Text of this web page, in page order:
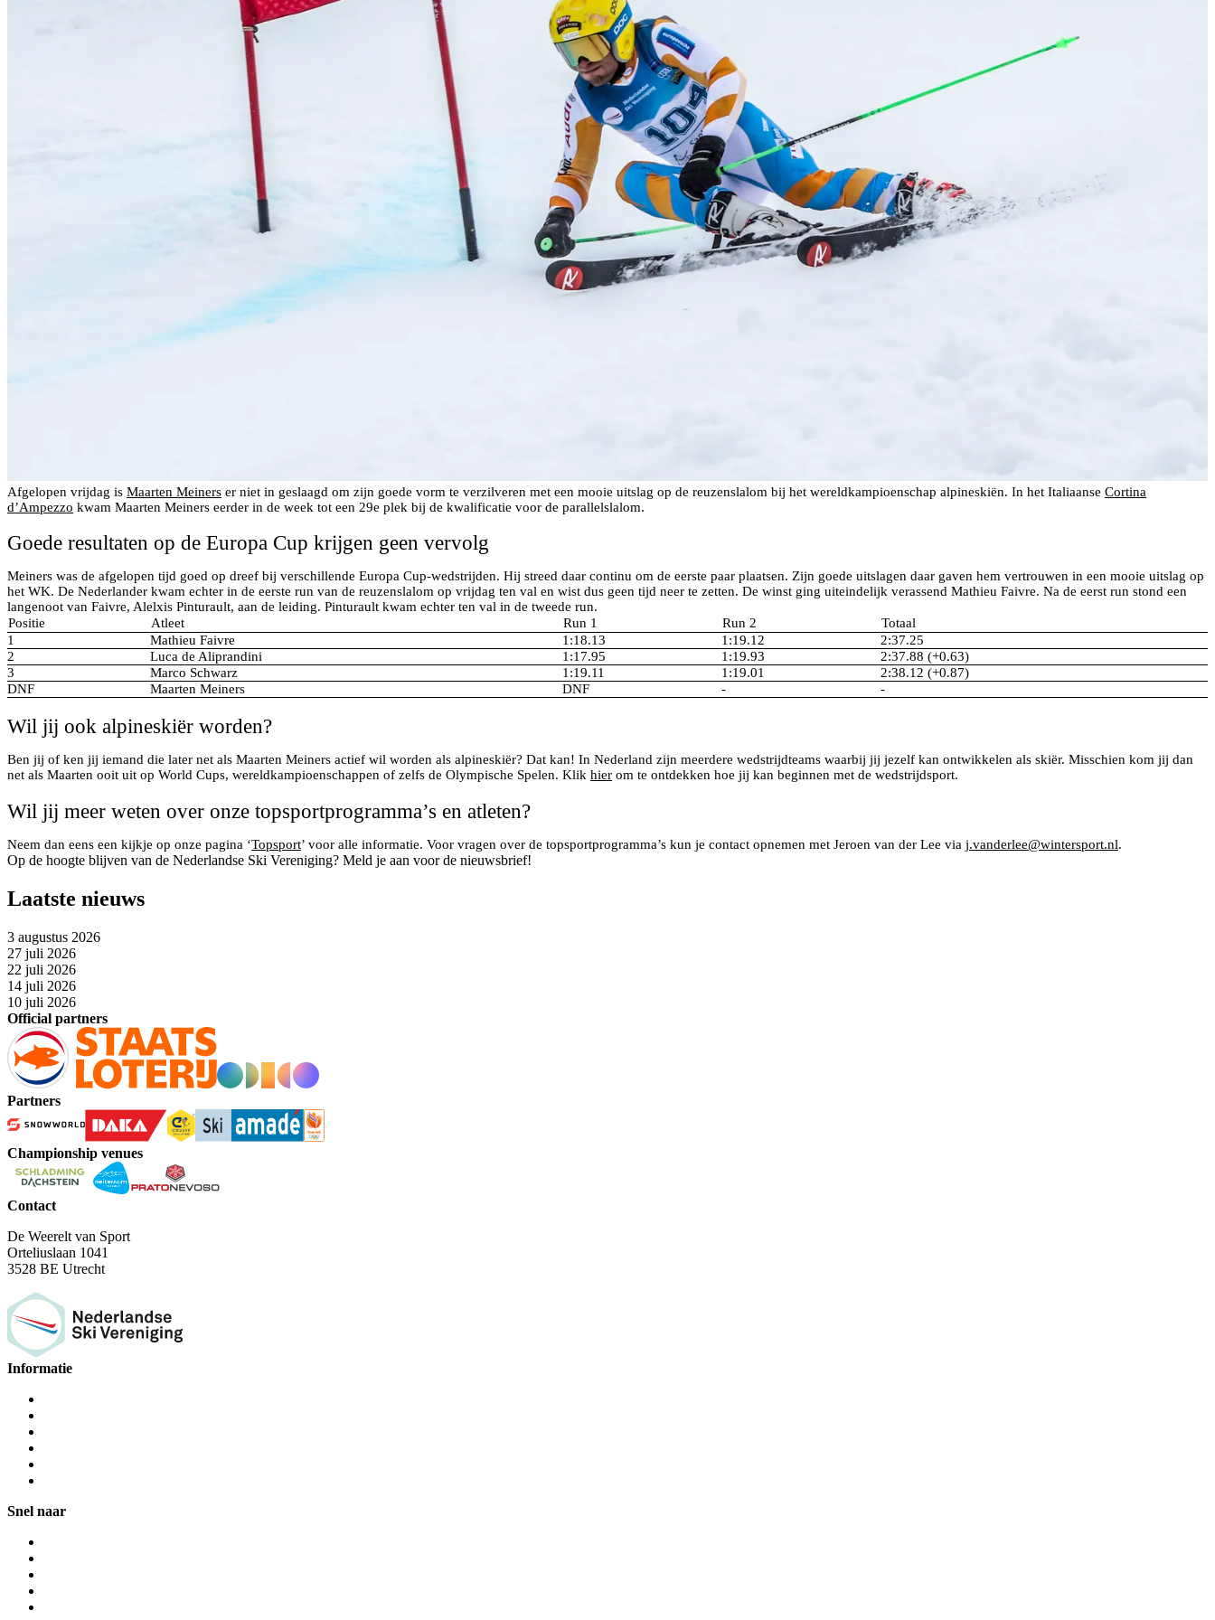
Afgelopen vrijdag is Maarten Meiners er niet in geslaagd om zijn goede vorm te verzilveren met een mooie uitslag op de reuzenslalom bij het wereldkampioenschap alpineskiën. In het Italiaanse Cortina
d’Ampezzo kwam Maarten Meiners eerder in de week tot een 29e plek bij de kwalificatie voor de parallelslalom.
Goede resultaten op de Europa Cup krijgen geen vervolg
Meiners was de afgelopen tijd goed op dreef bij verschillende Europa Cup-wedstrijden. Hij streed daar continu om de eerste paar plaatsen. Zijn goede uitslagen daar gaven hem vertrouwen in een mooie uitslag op
het WK. De Nederlander kwam echter in de eerste run van de reuzenslalom op vrijdag ten val en wist dus geen tijd neer te zetten. De winst ging uiteindelijk verassend Mathieu Faivre. Na de eerst run stond een
langenoot van Faivre, Alelxis Pinturault, aan de leiding. Pinturault kwam echter ten val in de tweede run.
Positie
Atleet Run 1 Run 2
Totaal
1
Mathieu Faivre 1:18.13 1:19.12
2:37.25
2
Luca de Aliprandini 1:17.95 1:19.93
2:37.88 (+0.63)
3
Marco Schwarz 1:19.11 1:19.01
2:38.12 (+0.87)
DNF
Maarten Meiners DNF - -
Wil jij ook alpineskiër worden?
Ben jij of ken jij iemand die later net als Maarten Meiners actief wil worden als alpineskiër? Dat kan! In Nederland zijn meerdere wedstrijdteams waarbij jij jezelf kan ontwikkelen als skiër. Misschien kom jij dan
net als Maarten ooit uit op World Cups, wereldkampioenschappen of zelfs de Olympische Spelen. Klik hier om te ontdekken hoe jij kan beginnen met de wedstrijdsport.
Wil jij meer weten over onze topsportprogramma’s en atleten?
Neem dan eens een kijkje op onze pagina ‘Topsport’ voor alle informatie. Voor vragen over de topsportprogramma’s kun je contact opnemen met Jeroen van der Lee via j.vanderlee@wintersport.nl.
Op de hoogte blijven van de Nederlandse Ski Vereniging? Meld je aan voor de nieuwsbrief!
Laatste nieuws
3 augustus 2026
27 juli 2026
22 juli 2026
14 juli 2026
10 juli 2026
Official partners
Partners
Championship venues
Contact
De Weerelt van Sport
Orteliuslaan 1041
3528 BE Utrecht
Informatie
Snel naar